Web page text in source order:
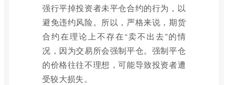
强行平掉投资者未平仓合约的行为，以
避免违约风险。所以，严格来说，期货
合约在理论上不存在“卖不出去”的情
况，因为交易所会强制平仓。强制平仓
的价格往往不理想，可能导致投资者遭
受较大损失。